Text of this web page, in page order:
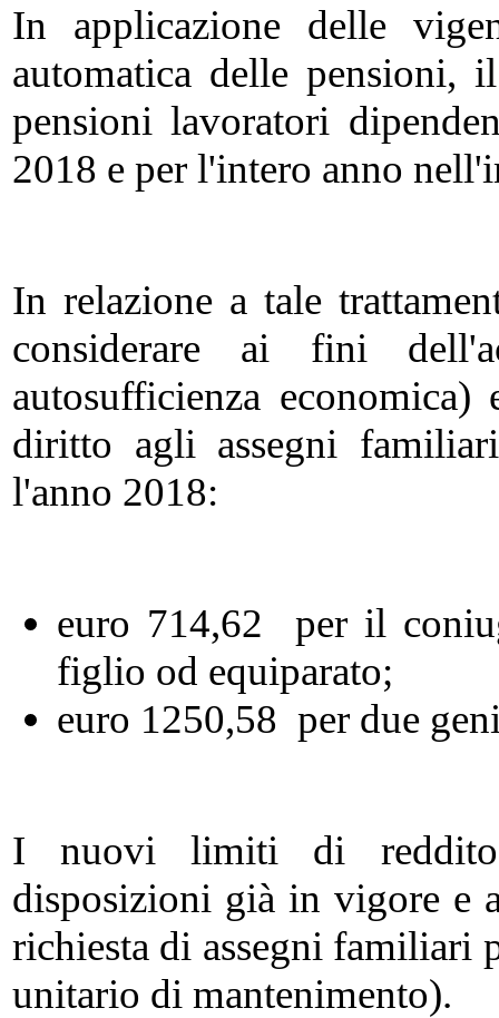
In applicazione delle
automatica delle pensioni,
pensioni lavoratori
2018 e per l'intero anno
In relazione a tale
considerare ai fini
autosufficienza
diritto agli assegni
l'anno 2018:
euro 714,62 per il
figlio od equiparato;
euro 1250,58 per due
I nuovi limiti di reddito
disposizioni già in vigore e
richiesta di assegni familiari
unitario di mantenimento).